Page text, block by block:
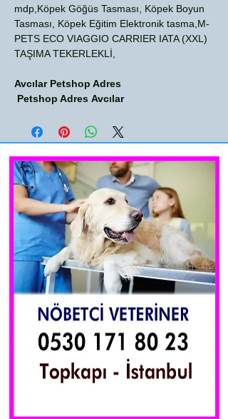
mdp,Köpek Göğüs Tasması, Köpek Boyun
Tasması, Köpek Eğitim Elektronik tasma,M-
PETS ECO VIAGGIO CARRIER IATA (XXL)
TAŞIMA TEKERLEKLİ,
Avcılar Petshop Adres
Petshop Adres Avcılar